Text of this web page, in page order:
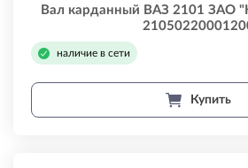
Вал карданный ВАЗ 2101 ЗАО
наличие в сети
Купить